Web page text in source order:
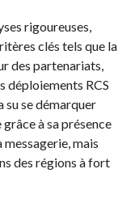
rigoureuses,
clés tels que la
des partenariats,
déploiements RCS
su se démarquer
à sa présence
mais
des régions à fort